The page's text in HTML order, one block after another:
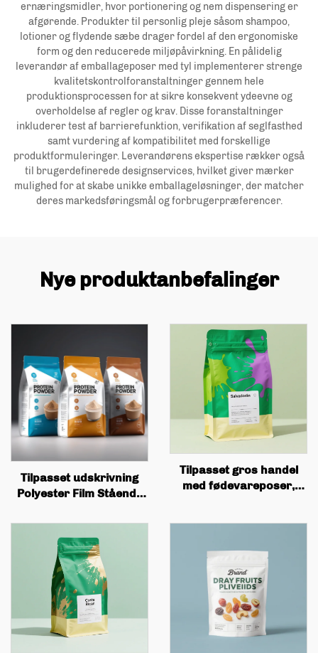
ernæringsmidler, hvor portionering og nem dispensering er
afgørende. Produkter til personlig pleje såsom shampoo,
lotioner og flydende sæbe drager fordel af den ergonomiske
form og den reducerede miljøpåvirkning. En pålidelig
leverandør af emballageposer med tyl implementerer strenge
kvalitetskontrolforanstaltninger gennem hele
produktionsprocessen for at sikre konsekvent ydeevne og
overholdelse af regler og krav. Disse foranstaltninger
inkluderer test af barrierefunktion, verifikation af seglfasthed
samt vurdering af kompatibilitet med forskellige
produktformuleringer. Leverandørens ekspertise rækker også
til brugerdefinerede designservices, hvilket giver mærker
mulighed for at skabe unikke emballageløsninger, der matcher
deres markedsføringsmål og forbrugerpræferencer.
Nye produktanbefalinger
Tilpasset udskrivning
Polyester Film Stående
Zipper Candy Nut
Snacks Anti Lugt
Hundesæk Pakning
Tilpasset gros handel
med fødevareposer,
kaffebønnerpakning,
flad bunnede kaffeposer